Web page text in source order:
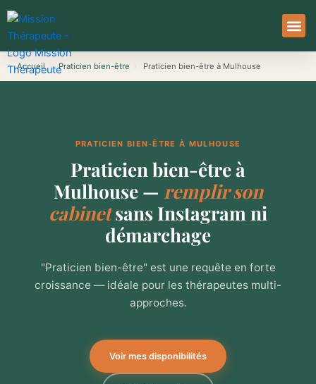
Aller
au
contenu
Accueil › Praticien bien-être Praticien bien-être à Mulhouse
PRATICIEN BIEN-ÊTRE À MULHOUSE
Praticien bien-être à
Mulhouse — remplir son
cabinetsans Instagram ni
démarchage
"Praticien bien-être" est une requête en forte
croissance — idéale pour les thérapeutes multi-
approches.
Voir mes disponibilités